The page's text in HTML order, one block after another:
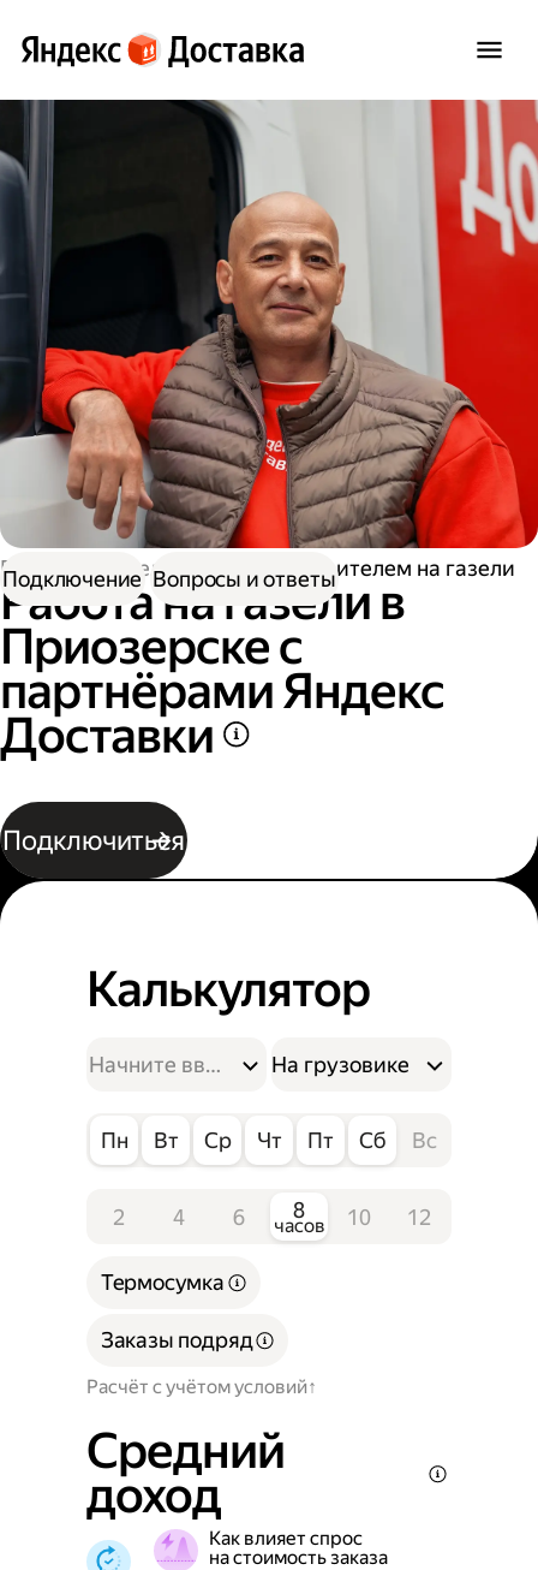
Работа водителем Работа водителем на газели
Работа на газели в
Приозерске с
партнёрами Яндекс
Доставки
Подключиться
Подключение Вопросы и ответы
Калькулятор
На грузовике
Пн Вт Ср Чт Пт Сб Вс
2 4 6 8
часов 10 12
Расчёт с учётом условий
Термосумка
Заказы подряд
Средний
доход
Как влияет спрос
на стоимость заказа